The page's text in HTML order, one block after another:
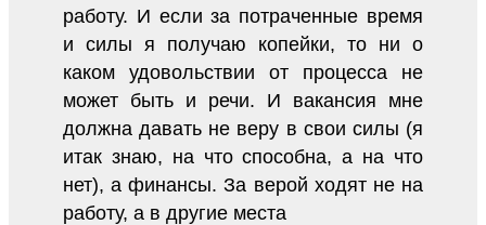
работу. И если за потраченные время
и силы я получаю копейки, то ни о
каком удовольствии от процесса не
может быть и речи. И вакансия мне
должна давать не веру в свои силы (я
итак знаю, на что способна, а на что
нет), а финансы. За верой ходят не на
работу, а в другие места